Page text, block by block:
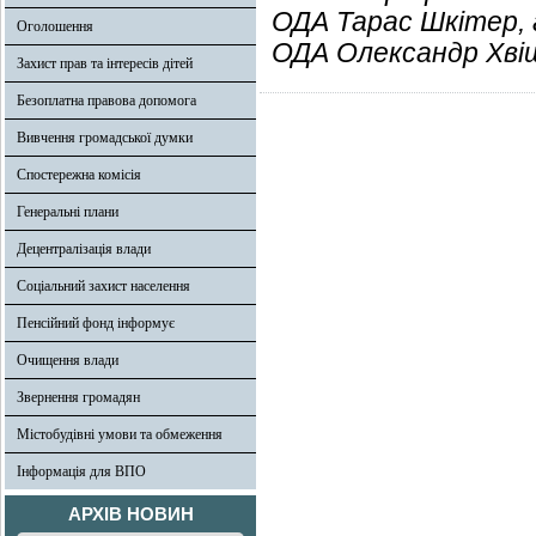
Оголошення
Захист прав та інтересів дітей
Безоплатна правова допомога
Вивчення громадської думки
Спостережна комісія
Генеральні плани
Децентралізація влади
Соціальний захист населення
Пенсійний фонд інформує
Очищення влади
Звернення громадян
Містобудівні умови та обмеження
Інформація для ВПО
АРХІВ НОВИН
ОДА Тарас Шкітер,
ОДА Олександр